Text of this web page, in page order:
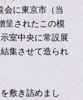
会に東京市（当
呈されたこの模
室中央に常設展
集させて造られ
敷き詰めまし